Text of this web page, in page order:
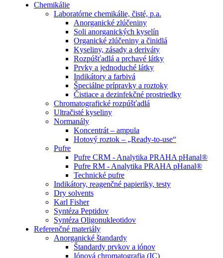
Chemikálie
Laboratórne chemikálie, čisté, p.a.
Anorganické zlúčeniny
Soli anorganických kyselín
Organické zlúčeniny a činidlá
Kyseliny, zásady a deriváty
Rozpúšťadlá a prchavé látky
Prvky a jednoduché látky
Indikátory a farbivá
Špeciálne prípravky a roztoky
Čistiace a dezinfekčné prostriedky
Chromatografické rozpúšťadlá
Ultračisté kyseliny
Normanály
Koncentrát – ampula
Hotový roztok – „Ready-to-use“
Pufre
Pufre CRM - Analytika PRAHA pHanal®
Pufre RM - Analytika PRAHA pHanal®
Technické pufre
Indikátory, reagenčné papieriky, testy
Dry solvents
Karl Fisher
Syntéza Peptidov
Syntéza Oligonukleotidov
Referenčné materiály
Anorganické štandardy
Štandardy prvkov a iónov
Iónová chromatografia (IC)